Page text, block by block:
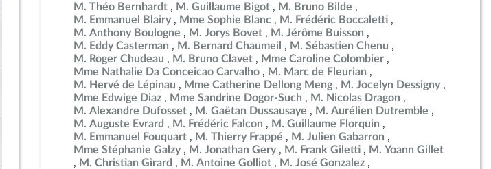
Date de dépôtM. Théo Bernhardt
M. Guillaume Bigot
M. Bruno Bilde
M. Emmanuel Blairy
Mme Sophie Blanc
M. Frédéric Boccaletti
M. Anthony Boulogne
M. Jorys Bovet
M. Jérôme Buisson
M. Eddy Casterman
M. Bernard Chaumeil
M. Sébastien Chenu
M. Roger Chudeau
M. Bruno Clavet
Mme Caroline Colombier
Mme Nathalie Da Conceicao Carvalho
M. Marc de Fleurian
M. Hervé de Lépinau
Mme Catherine Dellong Meng
M. Jocelyn Dessigny
Mme Edwige Diaz
Mme Sandrine Dogor-Such
M. Nicolas Dragon
M. Alexandre Dufosset
M. Gaëtan Dussausaye
M. Aurélien Dutremble
M. Auguste Evrard
M. Frédéric Falcon
M. Guillaume Florquin
M. Emmanuel Fouquart
M. Thierry Frappé
M. Julien Gabarron
Mme Stéphanie Galzy
M. Jonathan Gery M. Frank Giletti
M. Yoann Gillet
M. Christian Girard
M. Antoine Golliot
M. José Gonzalez